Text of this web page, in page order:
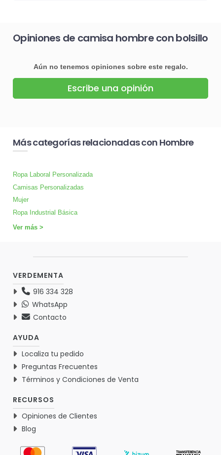
Opiniones de camisa hombre con bolsillo
Aún no tenemos opiniones sobre este regalo.
Escribe una opinión
Más categorías relacionadas con Hombre
Ropa Laboral Personalizada
Camisas Personalizadas
Mujer
Ropa Industrial Básica
Ver más >
VERDEMENTA
916 334 328
WhatsApp
Contacto
AYUDA
Localiza tu pedido
Preguntas Frecuentes
Términos y Condiciones de Venta
RECURSOS
Opiniones de Clientes
Blog